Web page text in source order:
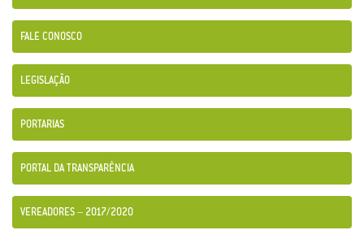
FALE CONOSCO
LEGISLAÇÃO
PORTARIAS
PORTAL DA TRANSPARÊNCIA
VEREADORES – 2017/2020